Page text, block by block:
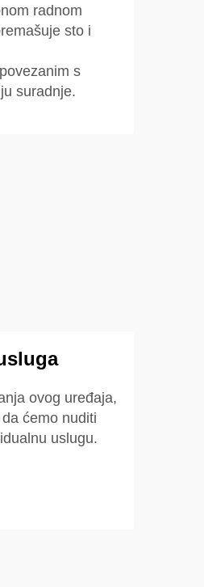
radnom
sto i
s
suradnje.
ovog uređaja,
ćemo nuditi
uslugu.